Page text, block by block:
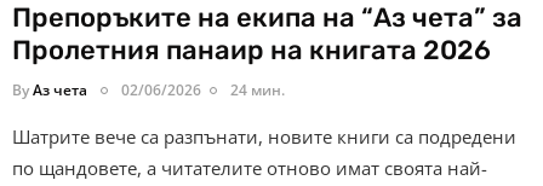
Препоръките на екипа на “Аз чета” за
Пролетния панаир на книгата 2026
ByАз чета 02/06/2026 24 мин.
Шатрите вече са разпънати, новите книги са подредени
по щандовете, а читателите отново имат своята най-